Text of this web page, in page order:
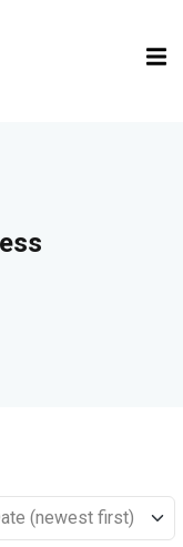
(newest first)